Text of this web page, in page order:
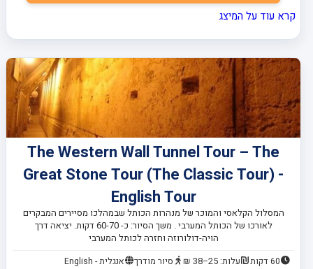
קרא עוד על המיצג
The Western Wall Tunnel Tour – The
Great Stone Tour (The Classic Tour) -
English Tour
המסלול הקלאסי והמוכר של מנהרות הכותל שבמהלכו מסיירים המבקרים
לאורכו של הכותל המערבי . משך הסיור: כ- 60-70 דקות. יציאה דרך
הויה-דולורוזה וחזרה לכותל המערבי
60 דקות עלות: 25–38 ₪ סיור מודרך
אנגלית - English